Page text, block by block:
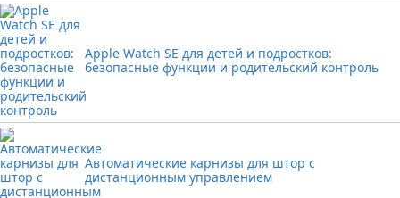
Apple Watch SE для детей и подростков:
безопасные функции и родительский контроль
Автоматические карнизы для штор с
дистанционным управлением